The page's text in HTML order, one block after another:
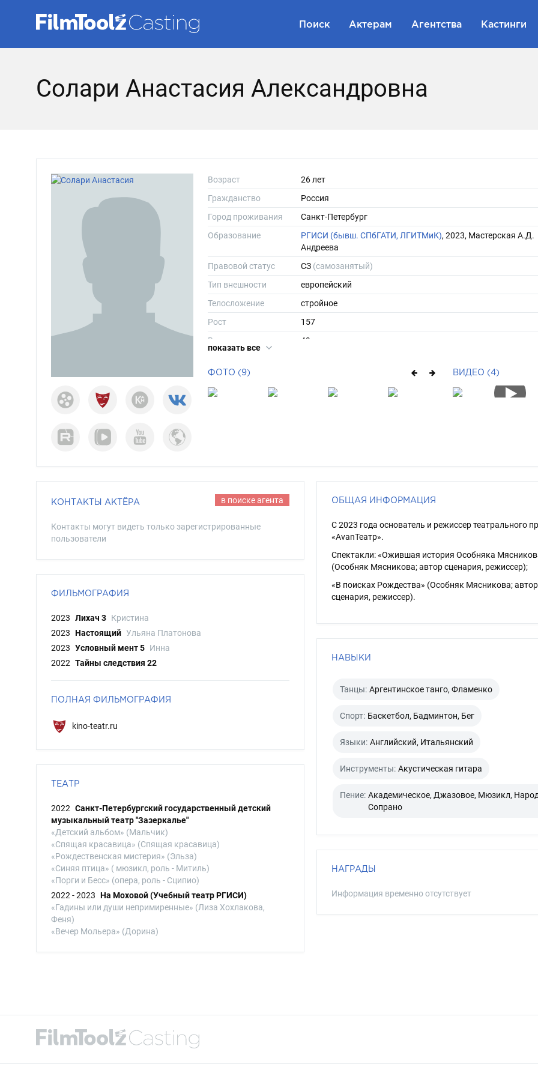
Поиск Актерам Агентства Кастинги
Солари Анастасия Александровна
Возраст
26 лет
Гражданство
Россия
Город проживания
Санкт-Петербург
Образование
РГИСИ (бывш. СПбГАТИ, ЛГИТМиК), 2023, Мастерская А.Д.
Андреева
Правовой статус
СЗ (самозанятый)
Тип внешности
европейский
Телосложение
стройное
Рост
157
Вес
49
Размер обуви
Длина волос
средние
показать все
ФОТО (9) ВИДЕО (4)
КОНТАКТЫ АКТЁРА в поиске агента
Контакты могут видеть только зарегистрированные
пользователи
ФИЛЬМОГРАФИЯ
2023 Лихач 3 Кристина
2023 Настоящий Ульяна Платонова
2023 Условный мент 5 Инна
2022 Тайны следствия 22
ПОЛНАЯ ФИЛЬМОГРАФИЯ
kino-teatr.ru
ТЕАТР
2022 Санкт-Петербургский государственный детский
музыкальный театр "Зазеркалье"
«Детский альбом» (Мальчик)
«Спящая красавица» (Спящая красавица)
«Рождественская мистерия» (Эльза)
«Синяя птица» ( мюзикл, роль - Митиль)
«Порги и Бесс» (опера, роль - Сципио)
2022 - 2023 На Моховой (Учебный театр РГИСИ)
«Гадины или души непримиренные» (Лиза Хохлакова,
Феня)
«Вечер Мольера» (Дорина)
ОБЩАЯ ИНФОРМАЦИЯ
С 2023 года основатель и режиссер театрального
«AvanТеатр».
Спектакли: «Ожившая история Особняка
(Особняк Мясникова; автор сценария, режиссер);
«В поисках Рождества» (Особняк Мясникова; автор
сценария, режиссер).
НАВЫКИ
Танцы: Аргентинское танго, Фламенко
Спорт: Баскетбол, Бадминтон, Бег
Языки: Английский, Итальянский
Инструменты: Акустическая гитара
Пение: Академическое, Джазовое, Мюзикл,
Сопрано
НАГРАДЫ
Информация временно отсутствует